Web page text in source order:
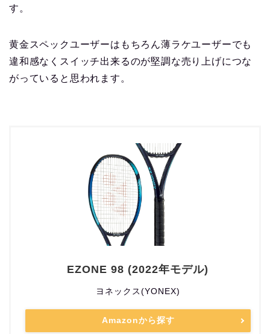
す。
黄金スペックユーザーはもちろん薄ラケユーザーでも
違和感なくスイッチ出来るのが堅調な売り上げにつな
がっていると思われます。
EZONE 98 (2022年モデル)
ヨネックス(YONEX)
Amazonから探す